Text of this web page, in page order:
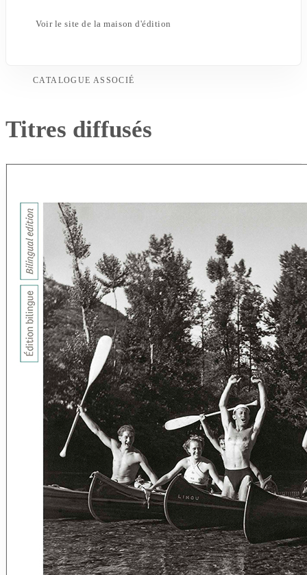
Voir le site de la maison d'édition
CATALOGUE ASSOCIÉ
Titres diffusés